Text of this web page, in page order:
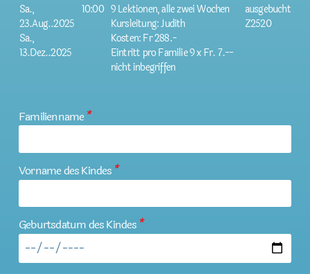
Sa.,
23.Aug..2025
Sa.,
13.Dez..2025
10:00 9 Lektionen, alle zwei Wochen
Kursleitung: Judith
Kosten: Fr 288.-
Eintritt pro Familie 9 x Fr. 7.--
nicht inbegriffen
ausgebucht
Z2520
Familienname*
Vorname des Kindes *
Geburtsdatum des Kindes *